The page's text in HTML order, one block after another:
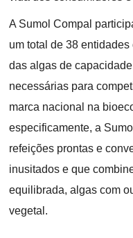
A Sumol Compal
um total de 38
das algas de
necessárias para
marca nacional na
especificamente, a
refeições prontas e
inusitados e que
equilibrada, algas com
vegetal.